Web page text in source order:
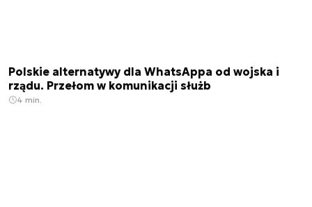
Polskie alternatywy dla WhatsAppa od wojska i
rządu. Przełom w komunikacji służb
4 min.